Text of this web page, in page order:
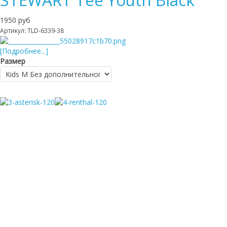
1950 руб
Артикул: TLD-6339-38
[Подробнее...]
Размер